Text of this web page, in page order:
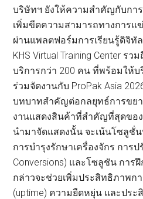
บริษัทฯ ยังให้ความสำคัญกับกา
เพิ่มขีดความสามารถทางการแ
ผ่านแพลตฟอร์มการเรียนรู้ดิจิทัล
KHS Virtual Training Center ร
บริการกว่า 200 คน ที่พร้อมให้บ
ร่วมจัดงานกับ ProPak Asia
บทบาทสำคัญต่อกลยุทธ์การขยา
งานแสดงสินค้าที่สำคัญที่สุดขอ
นำมาจัดแสดงนั้น จะเน้นโซลูชั่
การบำรุงรักษาเครื่องจักร การ
Conversions) และโซลูชัน การ
กล่าวจะช่วยเพิ่มประสิทธิภาพก
(uptime) ความยืดหยุ่น และปร